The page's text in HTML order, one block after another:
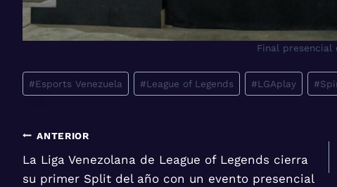
Final presencial
Etiquetas
de
entrada:
#Esports Venezuela #League of Legends #LGAplay #
Navegación
de
ANTERIOR
La Liga Venezolana de League of Legends cierra
su primer Split del año con un evento presencial